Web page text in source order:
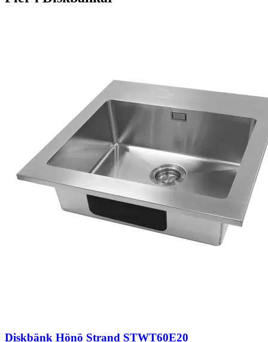
Diskbänk Hönö Strand STWT60E20